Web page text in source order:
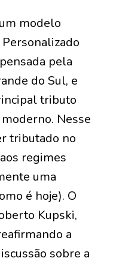
modelo
pela
do Sul, e
tributo
Nesse
tributado no
regimes
uma
é hoje). O
Kupski,
a
sobre a